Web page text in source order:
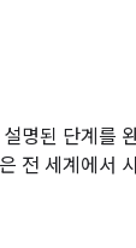
설명된 단계를
은 전 세계에서